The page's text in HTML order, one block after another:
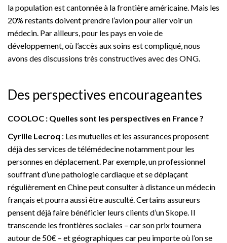
la population est cantonnée à la frontière américaine. Mais les
20% restants doivent prendre l’avion pour aller voir un
médecin. Par ailleurs, pour les pays en voie de
développement, où l’accès aux soins est compliqué, nous
avons des discussions très constructives avec des ONG.
Des perspectives encourageantes
COOLOC : Quelles sont les perspectives en France ?
Cyrille Lecroq : Les mutuelles et les assurances proposent
déjà des services de télémédecine notamment pour les
personnes en déplacement. Par exemple, un professionnel
souffrant d’une pathologie cardiaque et se déplaçant
régulièrement en Chine peut consulter à distance un médecin
français et pourra aussi être ausculté. Certains assureurs
pensent déjà faire bénéficier leurs clients d’un Skope. Il
transcende les frontières sociales – car son prix tournera
autour de 50€ – et géographiques car peu importe où l’on se